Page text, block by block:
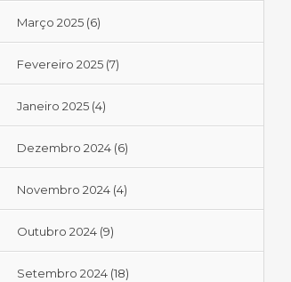
Março 2025(6)
Fevereiro 2025(7)
Janeiro 2025(4)
Dezembro 2024(6)
Novembro 2024(4)
Outubro 2024(9)
Setembro 2024(18)